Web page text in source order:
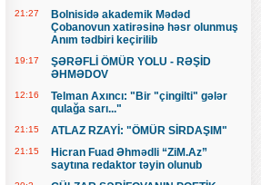
21:27
Bolnisidə akademik Mədəd
Çobanovun xatirəsinə həsr olunmuş
Anım tədbiri keçirilib
19:17
ŞƏRƏFLİ ÖMÜR YOLU - RƏŞİD
ƏHMƏDOV
12:16
Telman Axıncı: "Bir "çingilti" gələr
qulağa sarı..."
21:15 ATLAZ RZAYİ: "ÖMÜR SİRDAŞIM"
21:15
Hicran Fuad Əhmədli “ZiM.Az”
saytına redaktor təyin olunub